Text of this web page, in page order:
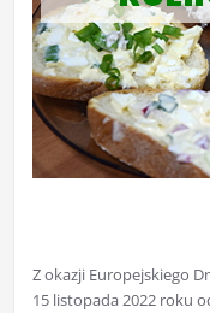
Z okazji Europejskiego
15 listopada 2022 roku